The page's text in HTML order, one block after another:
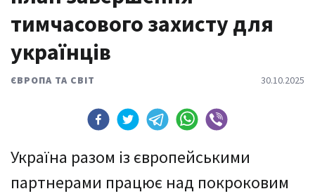
тимчасового захисту для
українців
ЄВРОПА ТА СВІТ 30.10.2025
Україна разом із європейськими
партнерами працює над покроковим